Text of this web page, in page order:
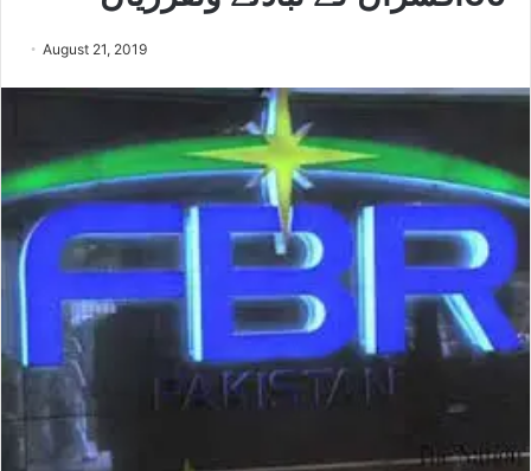
August 21, 2019